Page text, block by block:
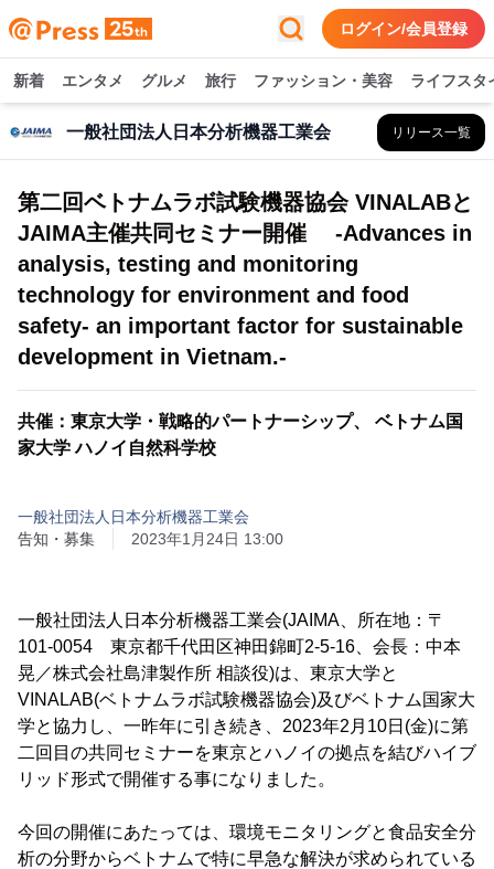
ログイン/会員登録
新着 エンタメ グルメ 旅行 ファッション・美容 ライフスタ
一般社団法人日本分析機器工業会 リリース一覧
第二回ベトナムラボ試験機器協会 VINALABと
JAIMA主催共同セミナー開催 -Advances in
analysis, testing and monitoring
technology for environment and food
safety- an important factor for sustainable
development in Vietnam.-
共催：東京大学・戦略的パートナーシップ、 ベトナム国
家大学 ハノイ自然科学校
一般社団法人日本分析機器工業会
告知・募集
2023年1月24日 13:00
一般社団法人日本分析機器工業会(JAIMA、所在地：〒
101-0054 東京都千代田区神田錦町2-5-16、会長：中本
晃／株式会社島津製作所 相談役)は、東京大学と
VINALAB(ベトナムラボ試験機器協会)及びベトナム国家大
学と協力し、一昨年に引き続き、2023年2月10日(金)に第
二回目の共同セミナーを東京とハノイの拠点を結びハイブ
リッド形式で開催する事になりました。
今回の開催にあたっては、環境モニタリングと食品安全分
析の分野からベトナムで特に早急な解決が求められている